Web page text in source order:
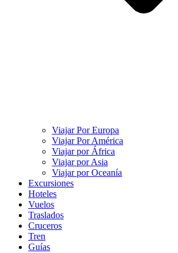
Viajar Por Europa
Viajar Por América
Viajar por África
Viajar por Asia
Viajar por Oceanía
Excursiones
Hoteles
Vuelos
Traslados
Cruceros
Tren
Guías